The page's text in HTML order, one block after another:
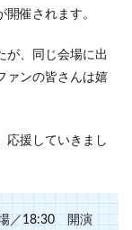
催されます。
が、同じ会場に出
ァンの皆さんは嬉
応援していきまし
／18:30 開演